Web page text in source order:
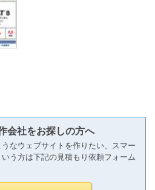
会社をお探しの方へ
なウェブサイトを作りたい、スマー
う方は下記の見積もり依頼フォーム